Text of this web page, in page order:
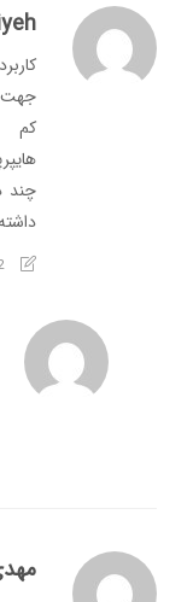
جهت
کم
چند
2